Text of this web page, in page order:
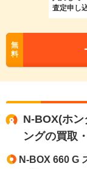
査定申し
無
料
N-BOX(ホ
ングの買取
N-BOX 660 G